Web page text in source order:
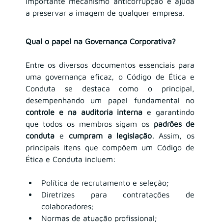
a preservar a imagem de qualquer empresa.
Qual o papel na Governança Corporativa?
Entre os diversos documentos essenciais para
uma governança eficaz, o Código de Ética e
Conduta se destaca como o principal,
controle e na auditoria interna e garantindo
que todos os membros sigam os padrões de
conduta e cumpram a legislação . Assim, os
principais itens que compõem um Código de
Ética e Conduta incluem:
Política de recrutamento e seleção;
Diretrizes para contratações de
colaboradores;
Normas de atuação profissional;